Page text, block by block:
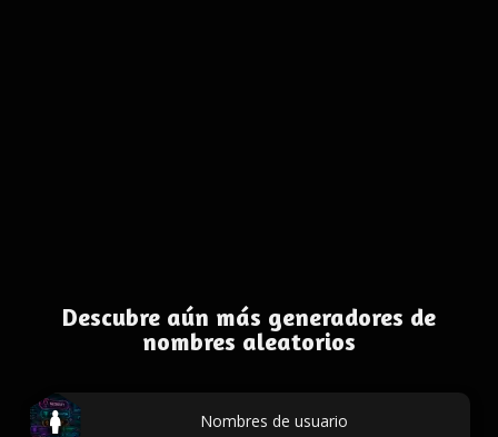
Descubre aún más generadores de
nombres aleatorios
Nombres de usuario